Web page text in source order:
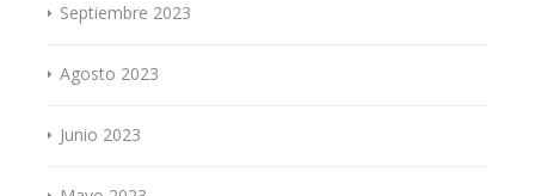
Septiembre 2023
Agosto 2023
Junio 2023